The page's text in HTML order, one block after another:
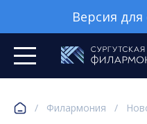
Версия
/ Филармония /